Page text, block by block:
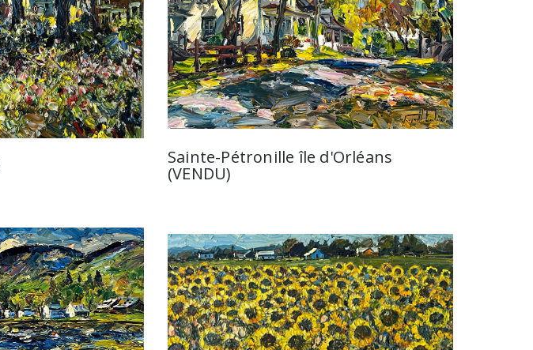
Sainte-Pétronille île d'Orléans
(VENDU)